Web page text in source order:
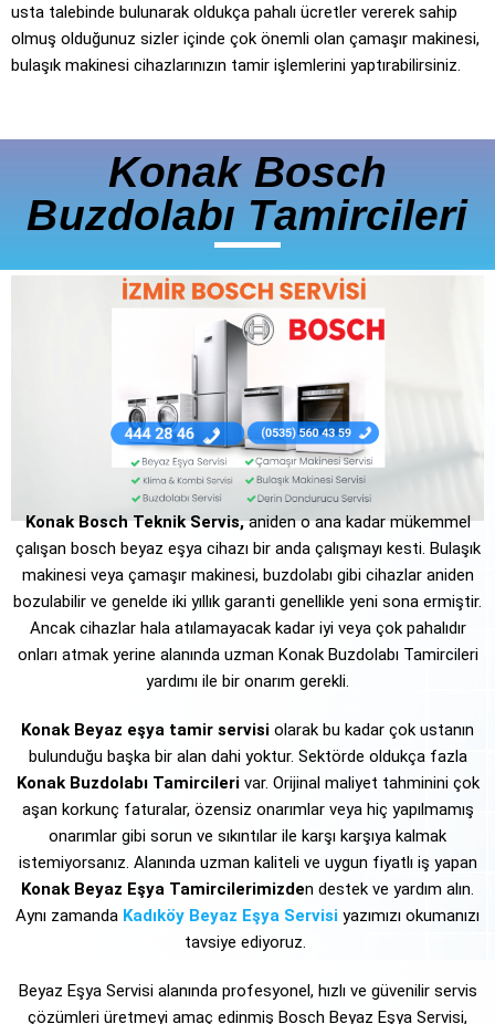
usta talebinde bulunarak oldukça pahalı ücretler vererek sahip
olmuş olduğunuz sizler içinde çok önemli olan çamaşır makinesi,
bulaşık makinesi cihazlarınızın tamir işlemlerini yaptırabilirsiniz.
Konak Bosch
Buzdolabı Tamircileri
Konak Bosch Teknik Servis,aniden o ana kadar mükemmel
çalışan bosch beyaz eşya cihazı bir anda çalışmayı kesti. Bulaşık
makinesi veya çamaşır makinesi, buzdolabı gibi cihazlar aniden
bozulabilir ve genelde iki yıllık garanti genellikle yeni sona ermiştir.
Ancak cihazlar hala atılamayacak kadar iyi veya çok pahalıdır
onları atmak yerine alanında uzman Konak Buzdolabı Tamircileri
yardımı ile bir onarım gerekli.
Konak Beyaz eşya tamir servisi olarak bu kadar çok ustanın
bulunduğu başka bir alan dahi yoktur. Sektörde oldukça fazla
Konak Buzdolabı Tamircilerivar. Orijinal maliyet tahminini çok
aşan korkunç faturalar, özensiz onarımlar veya hiç yapılmamış
onarımlar gibi sorun ve sıkıntılar ile karşı karşıya kalmak
istemiyorsanız. Alanında uzman kaliteli ve uygun fiyatlı iş yapan
Konak Beyaz Eşya Tamircilerimizden destek ve yardım alın.
Aynı zamanda Kadıköy Beyaz Eşya Servisi yazımızı okumanızı
tavsiye ediyoruz.
Beyaz Eşya Servisi alanında profesyonel, hızlı ve güvenilir servis
çözümleri üretmeyi amaç edinmiş Bosch Beyaz Eşya Servisi,